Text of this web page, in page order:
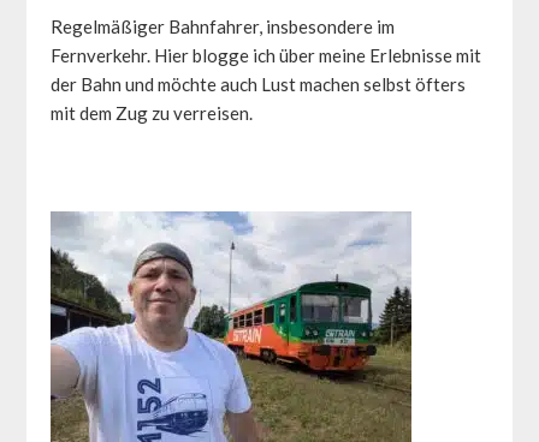
Regelmäßiger Bahnfahrer, insbesondere im
Fernverkehr. Hier blogge ich über meine Erlebnisse mit
der Bahn und möchte auch Lust machen selbst öfters
mit dem Zug zu verreisen.